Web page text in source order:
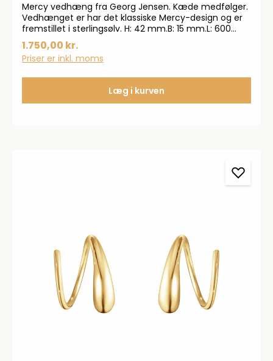
Mercy vedhæng fra Georg Jensen. Kæde medfølger.
Vedhænget er har det klassiske Mercy-design og er
fremstillet i sterlingsølv. H: 42 mm.B: 15 mm.L: 600
mm. Smykket kommer i en original æske fra Georg
Jensen.
1.750,00 kr.
Priser er inkl. moms
Læg i kurven